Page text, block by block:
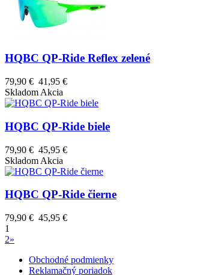
HQBC QP-Ride Reflex zelené
79,90 € 41,95 €
Skladom Akcia
HQBC QP-Ride biele
79,90 € 45,95 €
Skladom Akcia
HQBC QP-Ride čierne
79,90 € 45,95 €
1
2»
Obchodné podmienky
Reklamačný poriadok